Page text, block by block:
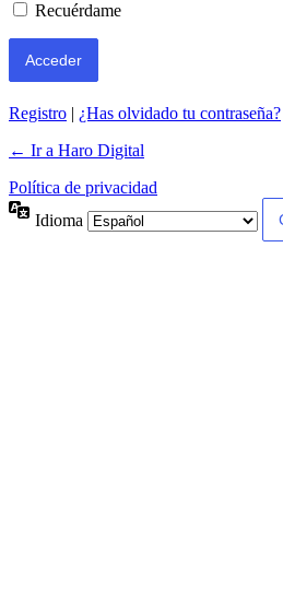
Recuérdame
Registro | ¿Has olvidado tu contraseña?
← Ir a Haro Digital
Política de privacidad
Idioma